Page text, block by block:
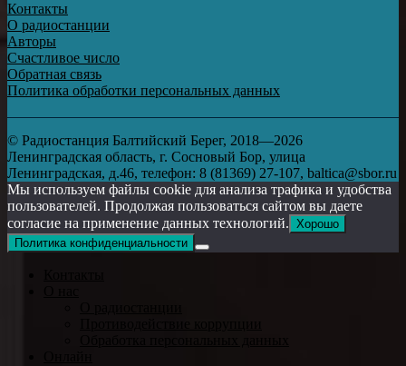
Контакты
О радиостанции
Авторы
Счастливое число
Обратная связь
Политика обработки персональных данных
© Радиостанция Балтийский Берег, 2018—2026
Ленинградская область, г. Сосновый Бор, улица
Ленинградская, д.46, телефон: 8 (81369) 27-107, baltica@sbor.ru
Мы используем файлы cookie для анализа трафика и удобства
пользователей. Продолжая пользоваться сайтом вы даете
согласие на применение данных технологий. Хорошо
Политика конфиденциальности